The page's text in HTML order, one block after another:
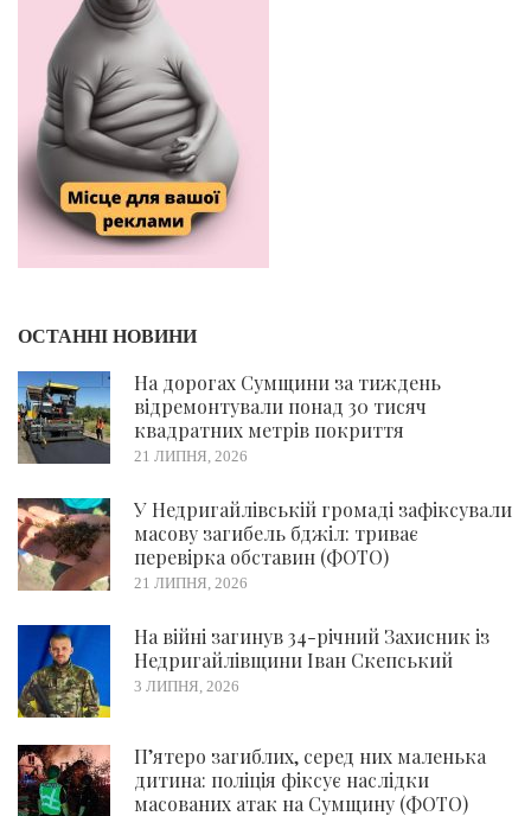
ОСТАННІ НОВИНИ
На дорогах Сумщини за тиждень
відремонтували понад 30 тисяч
квадратних метрів покриття
21 ЛИПНЯ, 2026
У Недригайлівській громаді зафіксували
масову загибель бджіл: триває
перевірка обставин (ФОТО)
21 ЛИПНЯ, 2026
На війні загинув 34-річний Захисник із
Недригайлівщини Іван Скепський
3 ЛИПНЯ, 2026
П’ятеро загиблих, серед них маленька
дитина: поліція фіксує наслідки
масованих атак на Сумщину (ФОТО)